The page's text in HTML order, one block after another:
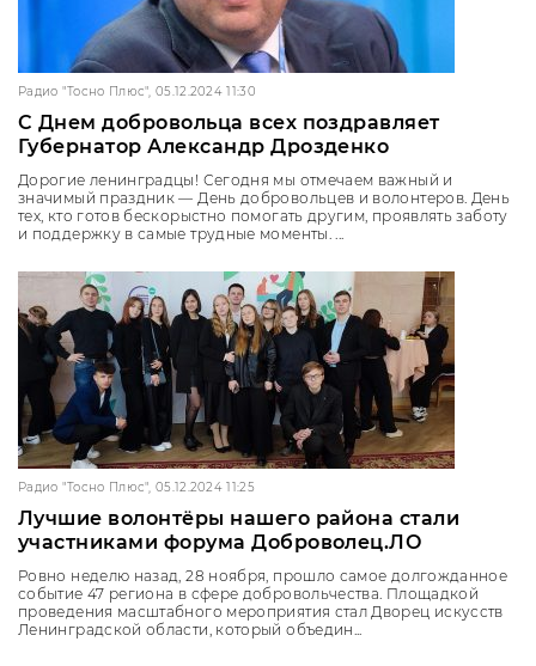
Радио "Тосно Плюс", 05.12.2024 11:30
С Днем добровольца всех поздравляет
Губернатор Александр Дрозденко
Дорогие ленинградцы! Сегодня мы отмечаем важный и
значимый праздник — День добровольцев и волонтеров. День
тех, кто готов бескорыстно помогать другим, проявлять заботу
и поддержку в самые трудные моменты. ...
Радио "Тосно Плюс", 05.12.2024 11:25
Лучшие волонтёры нашего района стали
участниками форума Доброволец.ЛО
Ровно неделю назад, 28 ноября, прошло самое долгожданное
событие 47 региона в сфере добровольчества. Площадкой
проведения масштабного мероприятия стал Дворец искусств
Ленинградской области, который объедин...